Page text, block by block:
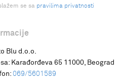
se sa pravilima privatnosti
Blu d.o.o.
Karađorđeva 65 11000, Beograd
069/5601589